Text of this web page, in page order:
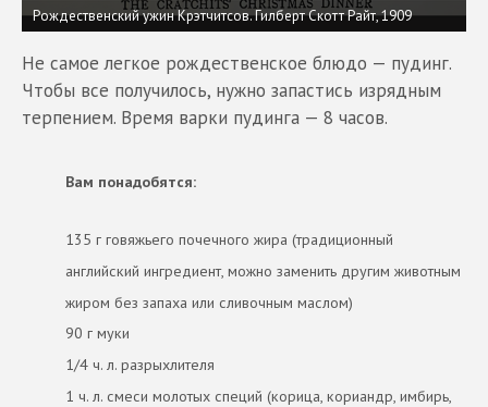
Рождественский ужин Крэтчитсов. Гилберт Скотт Райт, 1909
Не самое легкое рождественское блюдо — пудинг.
Чтобы все получилось, нужно запастись изрядным
терпением. Время варки пудинга — 8 часов.
Вам понадобятся:
135 г говяжьего почечного жира (традиционный
английский ингредиент, можно заменить другим животным
жиром без запаха или сливочным маслом)
90 г муки
1/4 ч. л. разрыхлителя
1 ч. л. смеси молотых специй (корица, кориандр, имбирь,